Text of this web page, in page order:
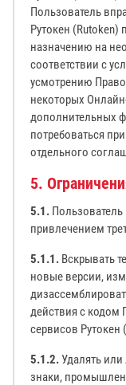
Пользователь
Рутокен
назначению на
соответствии с
усмотрению
некоторых
дополнительных
потребоваться
отдельного
5.
5.1.
привлечением
5.1.1. Вскрывать
новые версии,
действия с
сервисов Рутокен
5.1.2.Удалять
знаки,